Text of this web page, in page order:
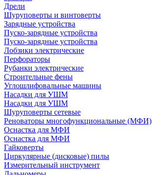
Дрели
Шуруповерты и винтоверты
Зарядные устройства
Пуско-зарядные устройства
Пуско-зарядные устройства
Лобзики электрические
Перфораторы
Рубанки электрические
Строительные фены
Углошлифовальные машины
Насадки для УШМ
Насадки для УШМ
Шуруповерты сетевые
Реноваторы многофункциональные (МФИ)
Оснастка для МФИ
Оснастка для МФИ
Гайковерты
Циркулярные (дисковые) пилы
Измерительный инструмент